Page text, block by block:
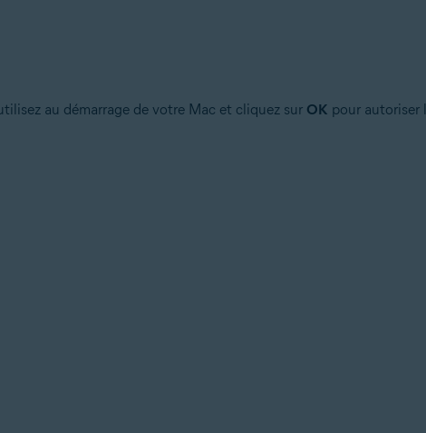
au démarrage de votre Mac et cliquez sur OK pour autoriser